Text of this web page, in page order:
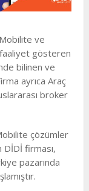
ve
faaliyet gösteren
bilinen ve
ayrıca Araç
broker
çözümler
DİDİ firması,
pazarında